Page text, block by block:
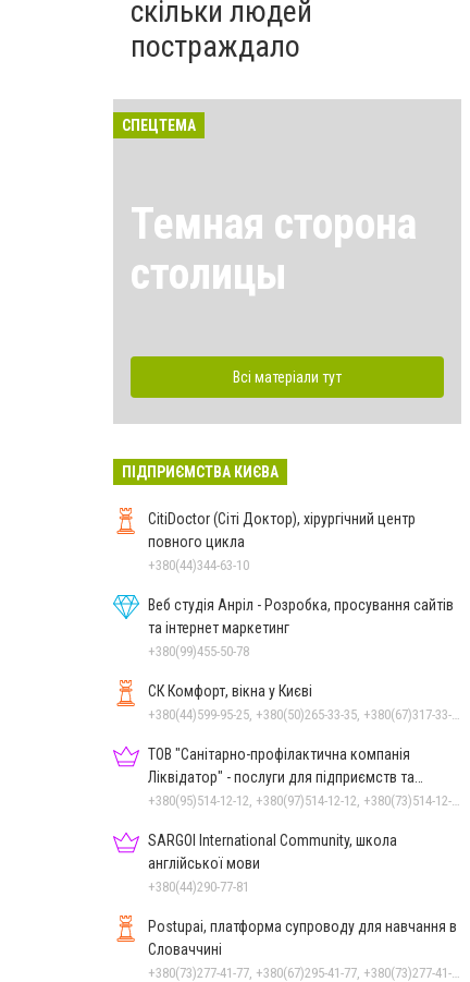
скільки людей
постраждало
СПЕЦТЕМА
Темная сторона
столицы
Всі матеріали тут
ПІДПРИЄМСТВА КИЄВА
CitiDoctor (Сіті Доктор), хірургічний центр
повного цикла
+380(44)344-63-10
Веб студія Анріл - Розробка, просування сайтів
та інтернет маркетинг
+380(99)455-50-78
СК Комфорт, вікна у Києві
ТОВ "Санітарно-профілактична компанія
Ліквідатор" - послуги для підприємств та
населення
SARGOI International Community, школа
англійської мови
+380(44)290-77-81
Postupai, платформа супроводу для навчання в
Словаччині